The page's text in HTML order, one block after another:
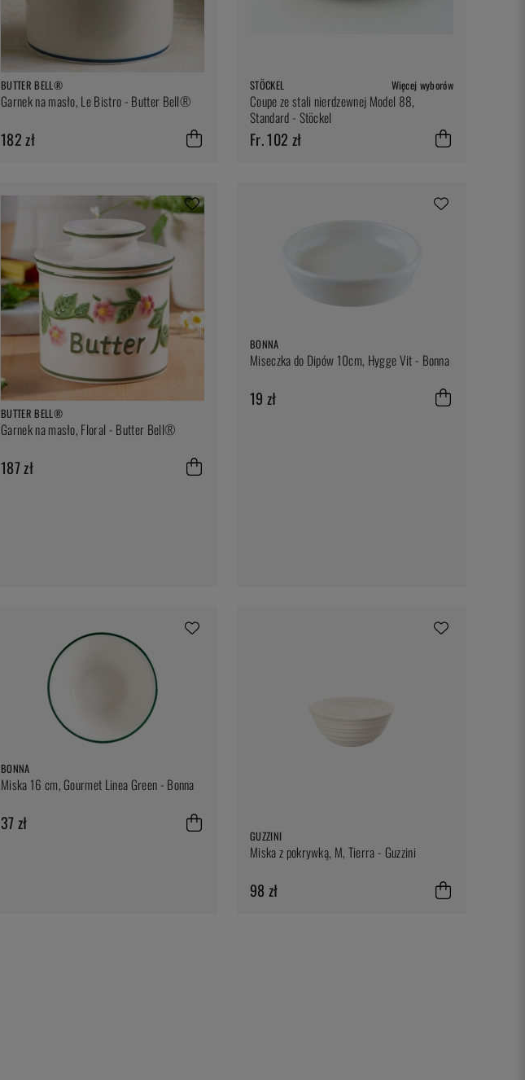
BUTTER BELL®
Garnek na masło, Le Bistro - Butter Bell®
182 zł
STÖCKEL Więcej wyborów
Coupe ze stali nierdzewnej Model 88,
Standard - Stöckel
Fr. 102 zł
BUTTER BELL®
Garnek na masło, Floral - Butter Bell®
187 zł
BONNA
Miseczka do Dipów 10cm, Hygge Vit - Bonna
19 zł
BONNA
Miska 16 cm, Gourmet Linea Green - Bonna
37 zł
GUZZINI
Miska z pokrywką, M, Tierra - Guzzini
98 zł